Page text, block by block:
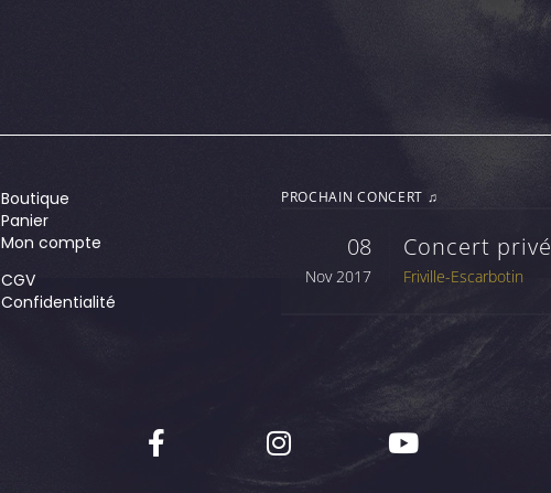
Boutique
Panier
Mon compte
CGV
Confidentialité
PROCHAIN CONCERT ♫
08
Nov 2017
Concert privé
Friville-Escarbotin